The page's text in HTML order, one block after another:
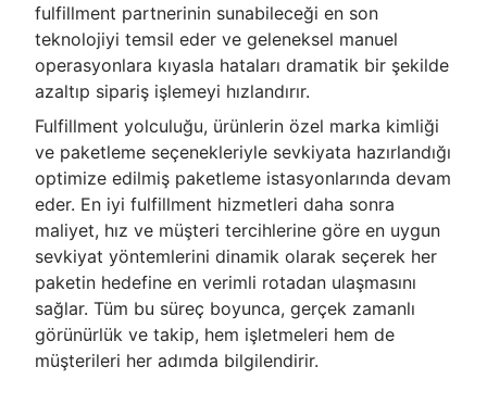
fulfillment partnerinin sunabileceği en son
teknolojiyi temsil eder ve geleneksel manuel
operasyonlara kıyasla hataları dramatik bir şekilde
azaltıp sipariş işlemeyi hızlandırır.
Fulfillment yolculuğu, ürünlerin özel marka kimliği
ve paketleme seçenekleriyle sevkiyata hazırlandığı
optimize edilmiş paketleme istasyonlarında devam
eder. En iyi fulfillment hizmetleri daha sonra
maliyet, hız ve müşteri tercihlerine göre en uygun
sevkiyat yöntemlerini dinamik olarak seçerek her
paketin hedefine en verimli rotadan ulaşmasını
sağlar. Tüm bu süreç boyunca, gerçek zamanlı
görünürlük ve takip, hem işletmeleri hem de
müşterileri her adımda bilgilendirir.